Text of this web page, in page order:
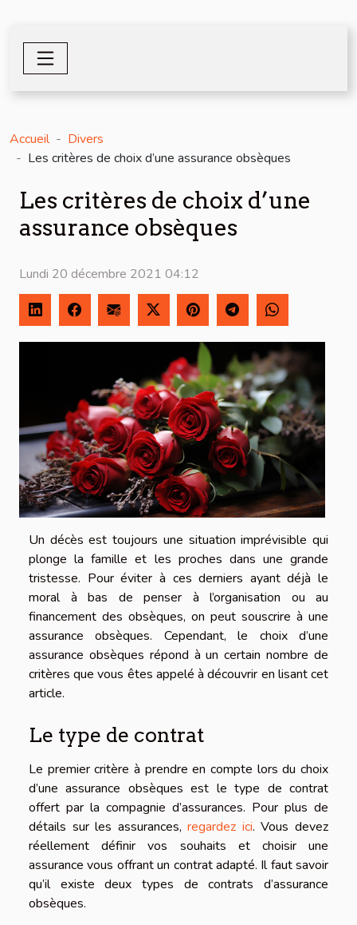
Accueil
Divers
Les critères de choix d’une assurance obsèques
Les critères de choix d’une
assurance obsèques
Lundi 20 décembre 2021 04:12
Un décès est toujours une situation imprévisible qui
plonge la famille et les proches dans une grande
tristesse. Pour éviter à ces derniers ayant déjà le
moral à bas de penser à l’organisation ou au
financement des obsèques, on peut souscrire à une
assurance obsèques. Cependant, le choix d’une
assurance obsèques répond à un certain nombre de
critères que vous êtes appelé à découvrir en lisant cet
article.
Le type de contrat
Le premier critère à prendre en compte lors du choix
d’une assurance obsèques est le type de contrat
offert par la compagnie d’assurances. Pour plus de
détails sur les assurances,regardez ici. Vous devez
réellement définir vos souhaits et choisir une
assurance vous offrant un contrat adapté. Il faut savoir
qu’il existe deux types de contrats d’assurance
obsèques.